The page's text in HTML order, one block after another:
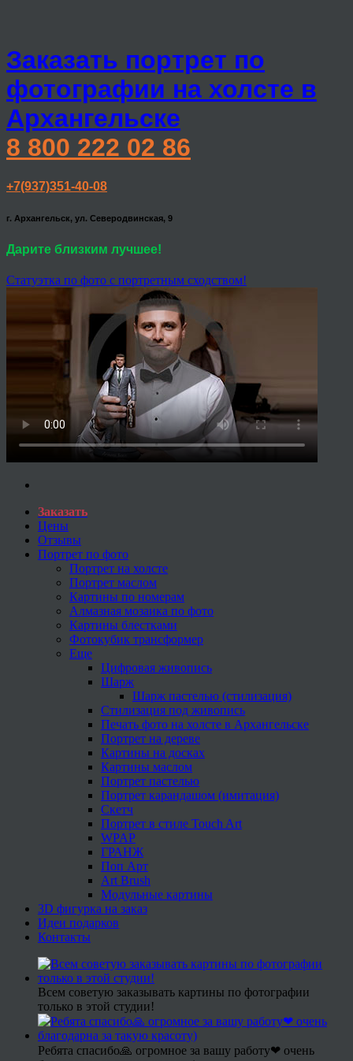
Заказать портрет по
фотографии на холсте в
Архангельске
8 800 222 02 86
+7(937)351-40-08
г. Архангельск, ул. Северодвинская, 9
Дарите близким лучшее!
Статуэтка по фото с портретным сходством!
Заказать
Цены
Отзывы
Портрет по фото
Портрет на холсте
Портрет маслом
Картины по номерам
Алмазная мозаика по фото
Картины блестками
Фотокубик трансформер
Еще
Цифровая живопись
Шарж
Шарж пастелью (стилизация)
Стилизация под живопись
Печать фото на холсте в Архангельске
Портрет на дереве
Картины на досках
Картины маслом
Портрет пастелью
Портрет карандашом (имитация)
Скетч
Портрет в стиле Touch Art
WPAP
ГРАНЖ
Поп Арт
Art Brush
Модульные картины
3D фигурка на заказ
Идеи подарков
Контакты
Всем советую заказывать картины по фотографии
только в этой студии!
Ребята спасибо🙏 огромное за вашу работу❤ очень